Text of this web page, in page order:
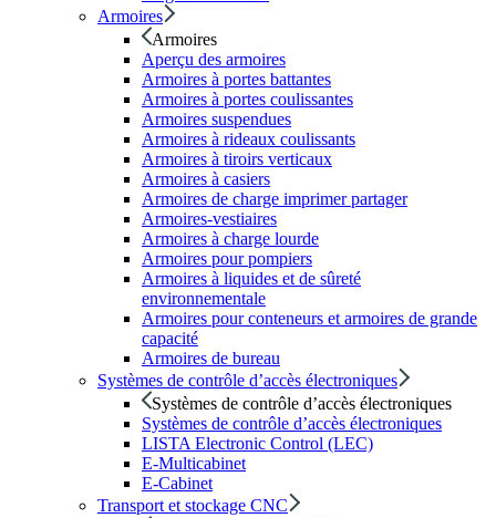
Armoires
Armoires
Aperçu des armoires
Armoires à portes battantes
Armoires à portes coulissantes
Armoires suspendues
Armoires à rideaux coulissants
Armoires à tiroirs verticaux
Armoires à casiers
Armoires de charge imprimer partager
Armoires-vestiaires
Armoires à charge lourde
Armoires pour pompiers
Armoires à liquides et de sûreté
environnementale
Armoires pour conteneurs et armoires de grande
capacité
Armoires de bureau
Systèmes de contrôle d’accès électroniques
Systèmes de contrôle d’accès électroniques
Systèmes de contrôle d’accès électroniques
LISTA Electronic Control (LEC)
E-Multicabinet
E-Cabinet
Transport et stockage CNC